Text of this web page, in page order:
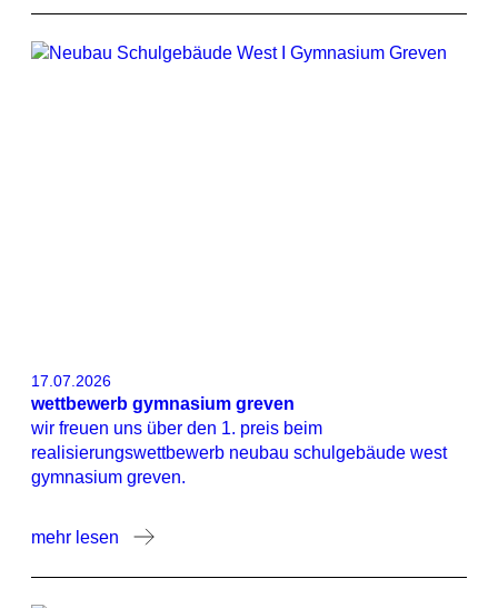
17.07.2026
wettbewerb gymnasium greven
wir freuen uns über den 1. preis beim
realisierungswettbewerb neubau schulgebäude west
gymnasium greven.
mehr lesen